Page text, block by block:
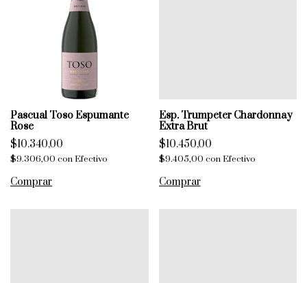
Pascual Toso Espumante
Rose
$10.340,00
$9.306,00 conEfectivo
Esp. Trumpeter Chardonnay
Extra Brut
$10.450,00
$9.405,00 con Efectivo